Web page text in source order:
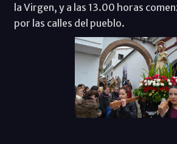
la Virgen, y a las 13.00 horas
por las calles del pueblo.